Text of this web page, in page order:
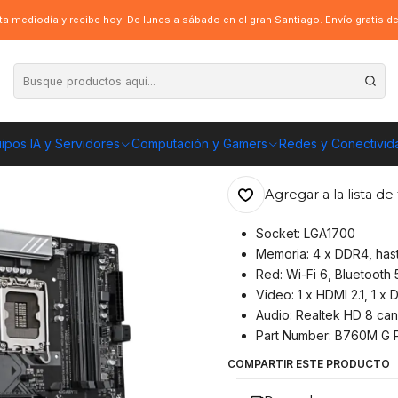
IA y Servidores Computación y Gamers Redes y
mediodía y recibe hoy! De lunes a sábado en el gran Santiago. Envío gratis
B760M GAMING PLUS WIFI, LGA1700 DDR4, mATX
Placa Madre
LGA1700 DDR4,
ENVÍO GRATIS A
Agregar a la lista de
Socket: LGA1700
Memoria: 4 x DDR4,
Red: Wi-Fi 6, Bluetooth
Video: 1 x HDMI 2.1, 1 x
Audio: Realtek HD 8
Part Number: B760M G
COMPARTIR ESTE PRODUCTO